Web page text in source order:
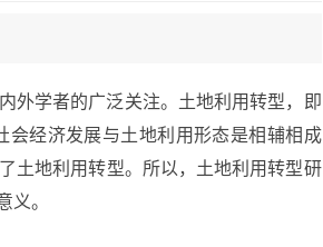
外学者的广泛关注。土地利用转型，即
会经济发展与土地利用形态是相辅相成
土地利用转型。所以，土地利用转型研
义。